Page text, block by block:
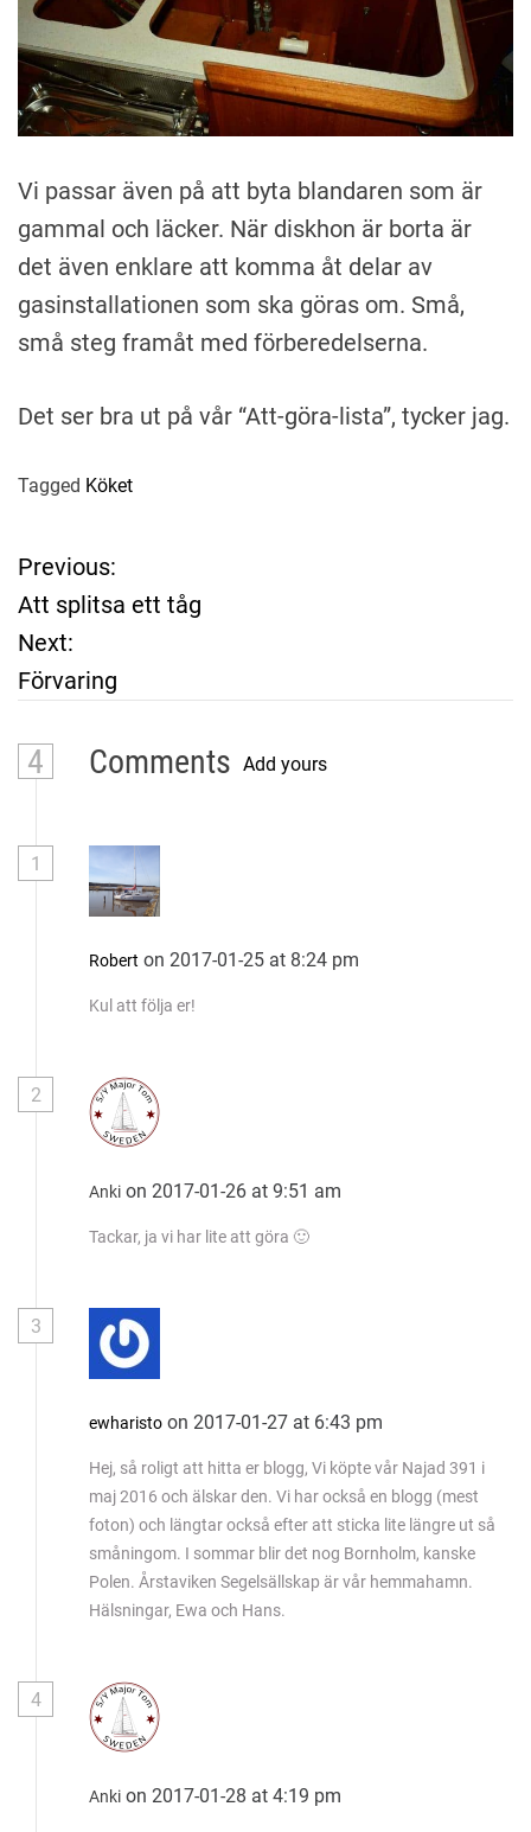
Vi passar även på att byta blandaren som är
gammal och läcker. När diskhon är borta är
det även enklare att komma åt delar av
gasinstallationen som ska göras om. Små,
små steg framåt med förberedelserna.
Det ser bra ut på vår “Att-göra-lista”, tycker jag.
Tagged Köket
P
o
s
t
a
a
n
Previous:
Att splitsa ett tåg
Next:
Förvaring
4 Comments Add yours
1
Robert on 2017-01-25 at 8:24 pm
Kul att följa er!
2
Anki on 2017-01-26 at 9:51 am
Tackar, ja vi har lite att göra 🙂
3
ewharisto on 2017-01-27 at 6:43 pm
Hej, så roligt att hitta er blogg, Vi köpte vår Najad 391 i
maj 2016 och älskar den. Vi har också en blogg (mest
foton) och längtar också efter att sticka lite längre ut så
småningom. I sommar blir det nog Bornholm, kanske
Polen. Årstaviken Segelsällskap är vår hemmahamn.
Hälsningar, Ewa och Hans.
4
Anki on 2017-01-28 at 4:19 pm